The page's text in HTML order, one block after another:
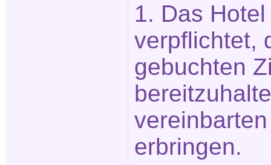
1. Das
verpflichtet,
gebuchten
erbringen.